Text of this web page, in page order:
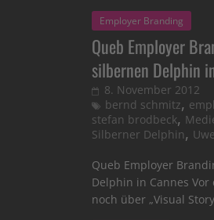
Employer Branding
Queb Employer
silbernen Delphin
8. November 2012
bernd schmitz,
stefan brodbeck,
Silberner Delphin,
Queb Employer
Delphin in Cannes
noch über „Visual